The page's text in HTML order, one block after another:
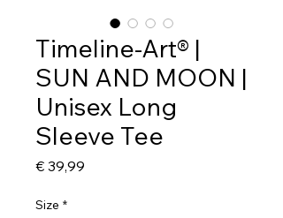
Timeline-Art® |
SUN AND MOON |
Unisex Long
Sleeve Tee
€ 39,99
Size *